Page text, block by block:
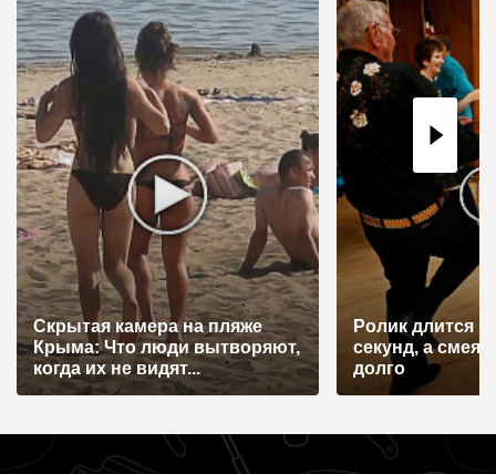
Скрытая камера на пляже
Крыма: Что люди вытворяют,
когда их не видят...
Ролик длится
секунд, а
долго